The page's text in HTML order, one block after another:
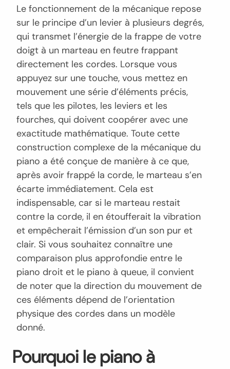
Le fonctionnement de la mécanique repose
sur le principe d’un levier à plusieurs degrés,
qui transmet l’énergie de la frappe de votre
doigt à un marteau en feutre frappant
directement les cordes. Lorsque vous
appuyez sur une touche, vous mettez en
mouvement une série d’éléments précis,
tels que les pilotes, les leviers et les
fourches, qui doivent coopérer avec une
exactitude mathématique. Toute cette
construction complexe de la mécanique du
piano a été conçue de manière à ce que,
après avoir frappé la corde, le marteau s’en
écarte immédiatement. Cela est
indispensable, car si le marteau restait
contre la corde, il en étoufferait la vibration
et empêcherait l’émission d’un son pur et
clair. Si vous souhaitez connaître une
comparaison plus approfondie entre le
piano droit et le piano à queue, il convient
de noter que la direction du mouvement de
ces éléments dépend de l’orientation
physique des cordes dans un modèle
donné.
Pourquoi le piano à